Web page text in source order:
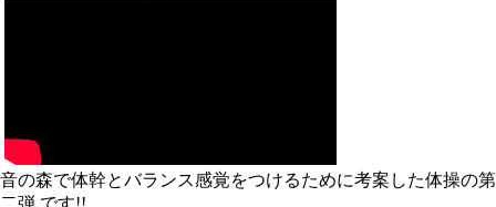
音の森で体幹とバランス感覚をつけるために考案した体操の第